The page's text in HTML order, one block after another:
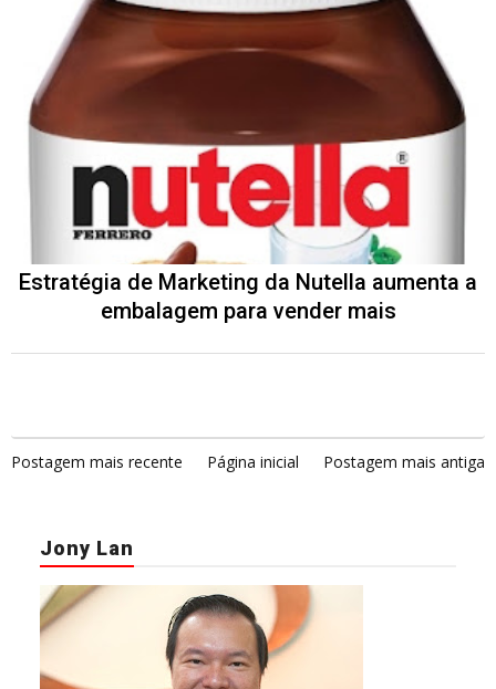
Estratégia de Marketing da Nutella aumenta a
embalagem para vender mais
Postagem mais recente Página inicial Postagem mais antiga
Jony Lan